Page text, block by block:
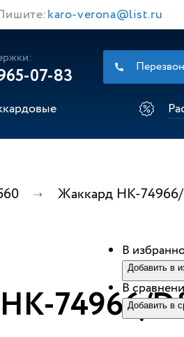
karo-verona@list.ru
07-83
Жаккард НК-
74966/
В
Добавить в
В
Добавить в